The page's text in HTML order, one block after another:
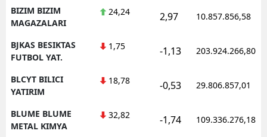
BIZIM BIZIM
MAGAZALARI
24,24 2,97 10.857.856,58
BJKAS BESIKTAS
FUTBOL YAT.
1,75 -1,13 203.924.266,80
BLCYT BILICI
YATIRIM
18,78 -0,53 29.806.857,01
BLUME BLUME
METAL KIMYA
32,82 -1,74 109.336.276,18